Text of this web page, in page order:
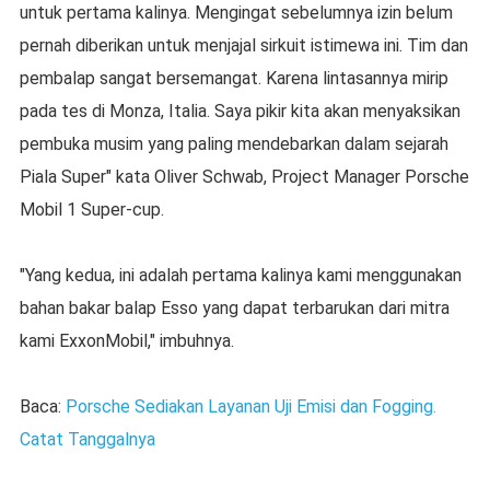
untuk pertama kalinya. Mengingat sebelumnya izin belum
pernah diberikan untuk menjajal sirkuit istimewa ini. Tim dan
pembalap sangat bersemangat. Karena lintasannya mirip
pada tes di Monza, Italia. Saya pikir kita akan menyaksikan
pembuka musim yang paling mendebarkan dalam sejarah
Piala Super" kata Oliver Schwab, Project Manager Porsche
Mobil 1 Super-cup.
"Yang kedua, ini adalah pertama kalinya kami menggunakan
bahan bakar balap Esso yang dapat terbarukan dari mitra
kami ExxonMobil," imbuhnya.
Baca: Porsche Sediakan Layanan Uji Emisi dan Fogging.
Catat Tanggalnya